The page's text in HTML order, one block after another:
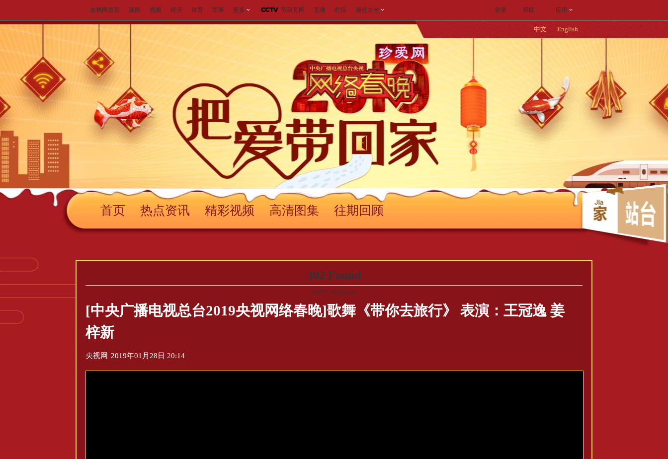
央视网首页 新闻 视频 经济 体育 军事 更多 节目官网 直播 栏目 频道大全 帮助 应用
登录
中文 English
首页 热点资讯 精彩视频 高清图集 往期回顾
302 Found
CCTV_WebServer
[中央广播电视总台2019央视网络春晚]歌舞《带你去旅行》 表演：王冠逸 姜
梓新
央视网 2019年01月28日 20:14